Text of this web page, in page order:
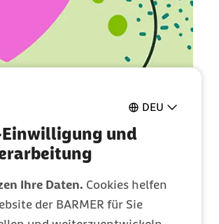
DEU
und
Ihre Daten. Cookies helfen
der BARMER für Sie
Schwangerschaft mit
im Haushalt? Auch